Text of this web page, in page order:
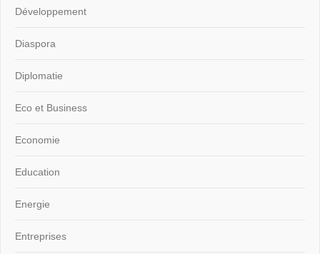
Développement
Diaspora
Diplomatie
Eco et Business
Economie
Education
Energie
Entreprises